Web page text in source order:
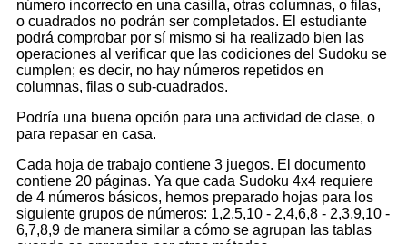
número incorrecto en una casilla, otras columnas, o filas,
o cuadrados no podrán ser completados. El estudiante
podrá comprobar por sí mismo si ha realizado bien las
operaciones al verificar que las codiciones del Sudoku se
cumplen; es decir, no hay números repetidos en
columnas, filas o sub-cuadrados.
Podría una buena opción para una actividad de clase, o
para repasar en casa.
Cada hoja de trabajo contiene 3 juegos. El documento
contiene 20 páginas. Ya que cada Sudoku 4x4 requiere
de 4 números básicos, hemos preparado hojas para los
siguiente grupos de números: 1,2,5,10 - 2,4,6,8 - 2,3,9,10 -
6,7,8,9 de manera similar a cómo se agrupan las tablas